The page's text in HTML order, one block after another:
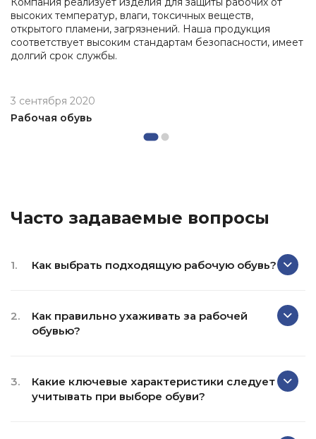
высоких температур, влаги, токсичных веществ,
открытого пламени, загрязнений. Наша продукция
соответствует высоким стандартам безопасности, имеет
долгий срок службы.
3 сентября 2020
Рабочая обувь
Часто задаваемые вопросы
1. Как выбрать подходящую рабочую обувь?
2.
Как правильно ухаживать за рабочей
обувью?
3.
Какие ключевые характеристики следует
учитывать при выборе обуви?